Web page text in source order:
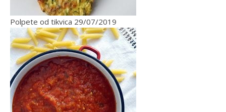
Polpete od tikvica 29/07/2019